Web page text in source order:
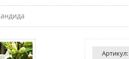
Артикул: